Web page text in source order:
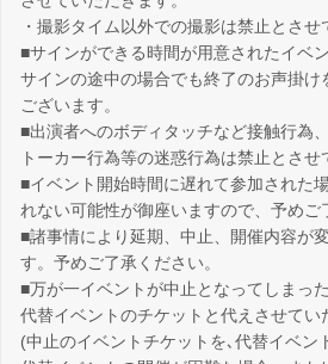
・撮影タイム以外での撮影は禁止とさせ
■サインができる時間が用意されたイベ
サインの途中の場合でも終了のお声掛
ございます。
■出演者へのボディタッチなど接触行為
トーカー行為等の迷惑行為は禁止とさせ
■イベント開始時間に遅れて参加された
れない可能性が御座いますので、予めご
■諸事情により延期、中止、開催内容が
す。予めご了承ください。
■万が一イベントが中止となってしまっ
代替イベントのチケットと代えさせてい
(中止のイベントチケットを､代替イベン